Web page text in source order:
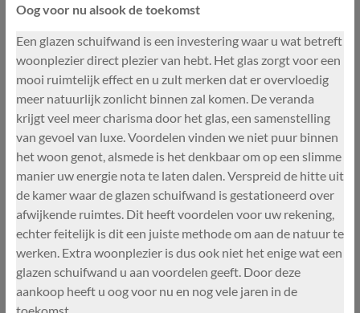
Oog voor nu alsook de toekomst
Een glazen schuifwand is een investering waar u wat betreft
woonplezier direct plezier van hebt. Het glas zorgt voor een
mooi ruimtelijk effect en u zult merken dat er overvloedig
meer natuurlijk zonlicht binnen zal komen. De veranda
krijgt veel meer charisma door het glas, een samenstelling
van gevoel van luxe. Voordelen vinden we niet puur binnen
het woon genot, alsmede is het denkbaar om op een slimme
manier uw energie nota te laten dalen. Verspreid de hitte uit
de kamer waar de glazen schuifwand is gestationeerd over
afwijkende ruimtes. Dit heeft voordelen voor uw rekening,
echter feitelijk is dit een juiste methode om aan de natuur te
werken. Extra woonplezier is dus ook niet het enige wat een
glazen schuifwand u aan voordelen geeft. Door deze
aankoop heeft u oog voor nu en nog vele jaren in de
toekomst.